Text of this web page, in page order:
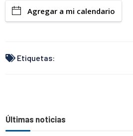
e
s
A
b
o
Agregar a mi calendario
Etiquetas:
Últimas noticias